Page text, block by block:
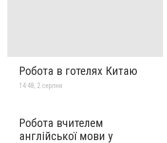
Робота в готелях Китаю
14:48, 2 серпня
Робота вчителем
англійської мови у